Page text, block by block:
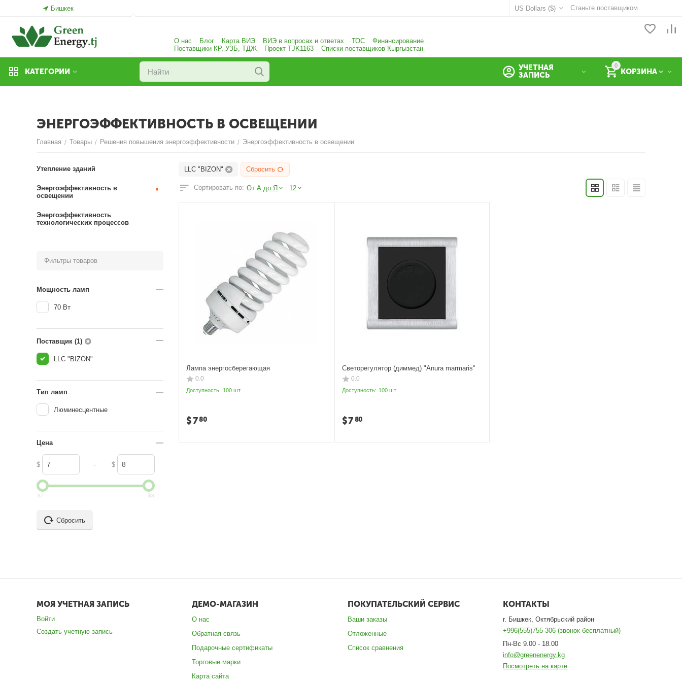
Бишкек Станьте поставщиком
US Dollars ($)
О нас Блог Карта ВИЭ ВИЭ в вопросах и ответах ТОС
Финансирование
Поставщики КР, УЗБ, ТДЖ
Проект TJK1163 Списки поставщиков Кыргызстан
КАТЕГОРИИ
0
КОРЗИНА
УЧЕТНАЯ
ЗАПИСЬ
ЭНЕРГОЭФФЕКТИВНОСТЬ В ОСВЕЩЕНИИ
Главная / Товары / Решения повышения энергоэффективности / Энергоэффективность в освещении
LLC "BIZON" Сбросить
Сортировать по: От А до Я 12
Лампа энергосберегающая
0.0
Доступность: 100 шт.
$780
Светорегулятор (диммед) "Anura marmaris"
0.0
Доступность: 100 шт.
$780
Утепление зданий
Энергоэффективность в
освещении
Энергоэффективность
технологических процессов
Фильтры товаров
Мощность ламп
70 Вт
Поставщик (1)
LLC "BIZON"
Тип ламп
Люминесцентные
Цена
$ – $
$7 $8
Сбросить
МОЯ УЧЕТНАЯ ЗАПИСЬ
Войти
Создать учетную запись
ДЕМО-МАГАЗИН
О нас
Обратная связь
Подарочные сертификаты
Торговые марки
Карта сайта
ПОКУПАТЕЛЬСКИЙ СЕРВИС
Ваши заказы
Отложенные
Список сравнения
КОНТАКТЫ
г. Бишкек, Октябрьский район
+996(555)755-306 (звонок бесплатный)
Пн-Вс 9.00 - 18.00
info@greenenergy.kg
Посмотреть на карте